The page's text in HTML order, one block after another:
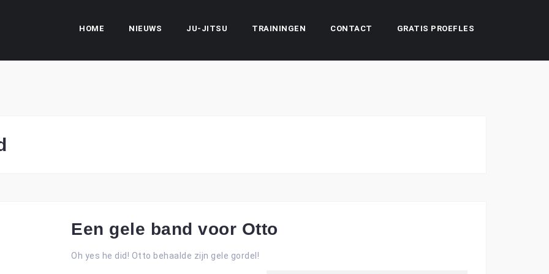
HOME NIEUWS JU-JITSU TRAININGEN CONTACT GRATIS PROEFLES
Een gele band voor Otto
Oh yes he did! Otto behaalde zijn gele gordel!